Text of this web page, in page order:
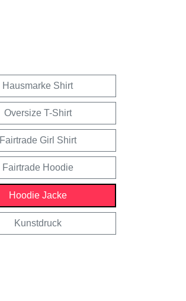
Hausmarke Shirt
Oversize T-Shirt
Fairtrade Girl Shirt
Fairtrade Hoodie
Hoodie Jacke
Kunstdruck